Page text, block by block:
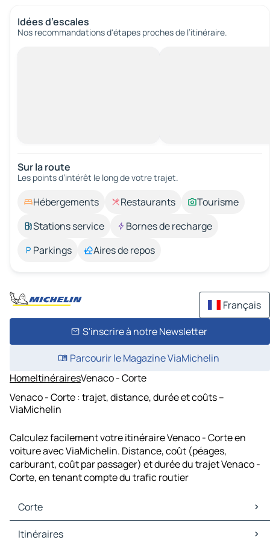
Idées d’escales
Nos recommandations d'étapes proches de l’itinéraire.
Sur la route
Les points d’intérêt le long de votre trajet.
Hébergements Restaurants
Tourisme
Stations service
Bornes de recharge
Parkings
Aires de repos
Français
S'inscrire à notre Newsletter
Parcourir le Magazine ViaMichelin
HomeItinérairesVenaco - Corte
Venaco - Corte : trajet, distance, durée et coûts –
ViaMichelin
Calculez facilement votre itinéraire Venaco - Corte en
voiture avec ViaMichelin. Distance, coût (péages,
carburant, coût par passager) et durée du trajet Venaco -
Corte, en tenant compte du trafic routier
Corte
Corte Cartes et plans
Itinéraires